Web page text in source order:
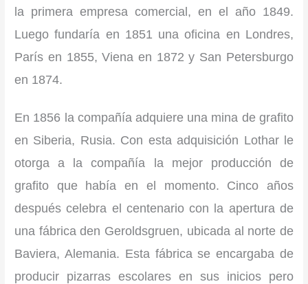
la primera empresa comercial, en el año 1849.
Luego fundaría en 1851 una oficina en Londres,
París en 1855, Viena en 1872 y San Petersburgo
en 1874.
En 1856 la compañía adquiere una mina de grafito
en Siberia, Rusia. Con esta adquisición Lothar le
otorga a la compañía la mejor producción de
grafito que había en el momento. Cinco años
después celebra el centenario con la apertura de
una fábrica den Geroldsgruen, ubicada al norte de
Baviera, Alemania. Esta fábrica se encargaba de
producir pizarras escolares en sus inicios pero